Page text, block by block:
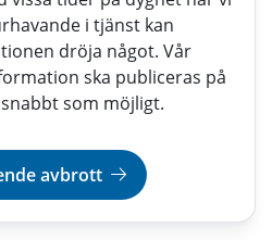
i tjänst kan
dröja något. Vår
ska publiceras på
som möjligt.
avbrott